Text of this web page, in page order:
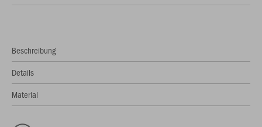
Beschreibung
Details
Material